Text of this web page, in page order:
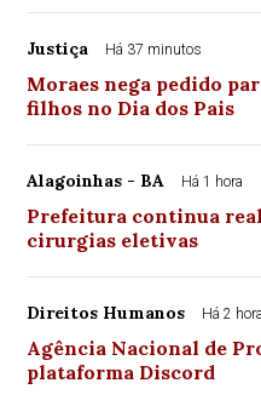
Justiça Há 37 minutos
Moraes nega pedido
filhos no Dia dos Pais
Alagoinhas - BA Há 1 hora
Prefeitura continua
cirurgias eletivas
Direitos Humanos Há 2
Agência Nacional de
plataforma Discord